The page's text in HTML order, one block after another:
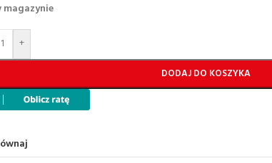
magazynie
+
DODAJ DO KOSZYKA